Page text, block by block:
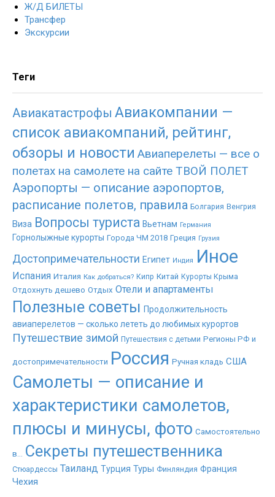
Ж/Д БИЛЕТЫ
Трансфер
Экскурсии
Теги
Авиакатастрофы Авиакомпании —
список авиакомпаний, рейтинг,
обзоры и новости Авиаперелеты — все о
полетах на самолете на сайте ТВОЙ ПОЛЕТ
Аэропорты — описание аэропортов,
расписание полетов, правила Болгария Венгрия
Виза Вопросы туриста Вьетнам Германия
Горнолыжные курорты Города ЧМ 2018 Греция Грузия
Достопримечательности Египет Индия Иное
Испания Италия Как добраться? Кипр Китай Курорты Крыма
Отдохнуть дешево Отдых Отели и апартаменты
Полезные советы Продолжительность
авиаперелетов — сколько лететь до любимых курортов
Путешествие зимой Путешествия с детьми Регионы РФ и
достопримечательности Россия Ручная кладь США
Самолеты — описание и
характеристики самолетов,
плюсы и минусы, фото Самостоятельно
в... Секреты путешественника
Стюардессы Таиланд Турция Туры Финляндия Франция
Чехия